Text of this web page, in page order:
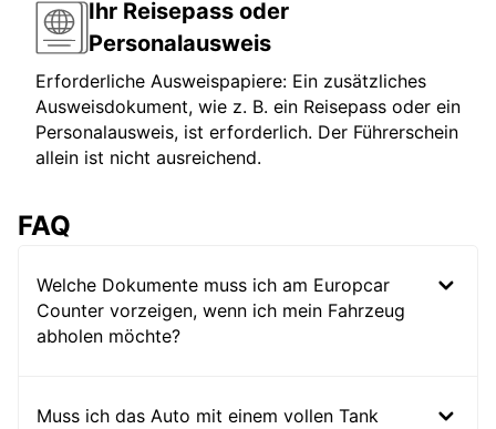
Ihr Reisepass oder
Personalausweis
Erforderliche Ausweispapiere: Ein zusätzliches
Ausweisdokument, wie z. B. ein Reisepass oder ein
Personalausweis, ist erforderlich. Der Führerschein
allein ist nicht ausreichend.
FAQ
Welche Dokumente muss ich am Europcar
Counter vorzeigen, wenn ich mein Fahrzeug
abholen möchte?
Muss ich das Auto mit einem vollen Tank